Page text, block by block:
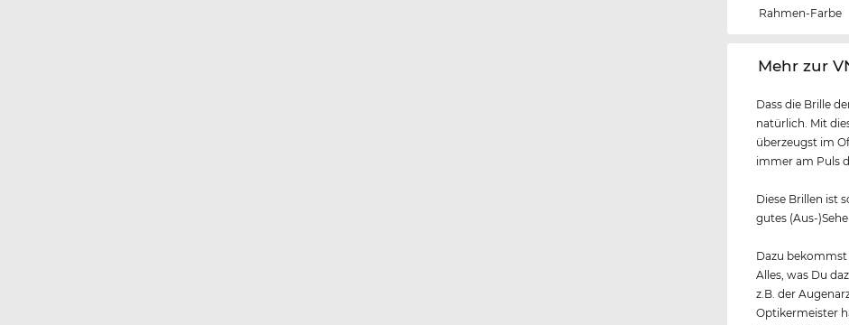
Rahmen-Farbe
‌Mehr zur
Dass die Brille
natürlich. Mit
überzeugst im
immer am Puls
Diese Brillen ist
gutes (Aus-
Dazu
Alles, was Du
z.B. der
Optikermeister